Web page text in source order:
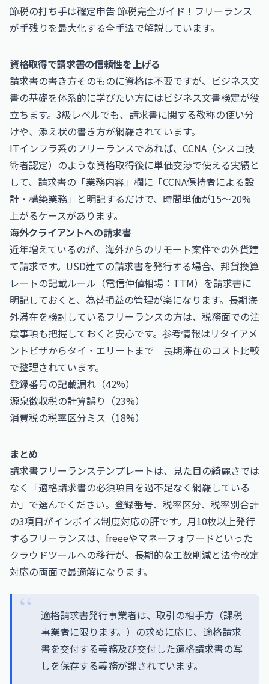
節税の打ち手は確定申告 節税完全ガイド！フリーランス
が手残りを最大化する全手法で解説しています。
資格取得で請求書の信頼性を上げる
請求書の書き方そのものに資格は不要ですが、ビジネス文
書の基礎を体系的に学びたい方にはビジネス文書検定が役
立ちます。3級レベルでも、請求書に関する敬称の使い分
けや、添え状の書き方が網羅されています。
ITインフラ系のフリーランスであれば、 CCNA（シスコ技
術者認定） のような資格取得後に単価交渉で使える実績と
して、請求書の「業務内容」欄に「CCNA保持者による設
計・構築業務」と明記するだけで、時間単価が15〜20%
上がるケースがあります。
海外クライアントへの請求書
近年増えているのが、海外からのリモート案件での外貨建
て請求です。USD建ての請求書を発行する場合、邦貨換算
レートの記載ルール（電信仲値相場：TTM）を請求書に
明記しておくと、為替損益の管理が楽になります。長期海
外滞在を検討しているフリーランスの方は、税務面での注
意事項も把握しておくと安心です。参考情報はリタイアメ
ントビザからタイ・エリートまで｜長期滞在のコスト比較
で整理されています。
登録番号の記載漏れ（42%）
源泉徴収税の計算誤り（23%）
消費税の税率区分ミス（18%）
まとめ
請求書フリーランステンプレートは、見た目の綺麗さでは
なく「適格請求書の必須項目を過不足なく網羅している
か」で選んでください。登録番号、税率区分、税率別合計
の3項目がインボイス制度対応の肝です。月10枚以上発行
するフリーランスは、freeeやマネーフォワードといった
クラウドツールへの移行が、長期的な工数削減と法令改定
対応の両面で最適解になります。
適格請求書発行事業者は、取引の相手方（課税
事業者に限ります。）の求めに応じ、適格請求
書を交付する義務及び交付した適格請求書の写
しを保存する義務が課されています。